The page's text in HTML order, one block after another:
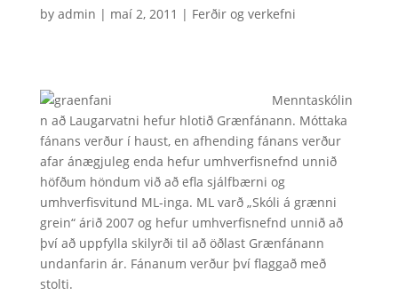
by admin | maí 2, 2011 | Ferðir og verkefni
Menntaskólin
n að Laugarvatni hefur hlotið Grænfánann. Móttaka
fánans verður í haust, en afhending fánans verður
afar ánægjuleg enda hefur umhverfisnefnd unnið
höfðum höndum við að efla sjálfbærni og
umhverfisvitund ML-inga. ML varð „Skóli á grænni
grein“ árið 2007 og hefur umhverfisnefnd unnið að
því að uppfylla skilyrði til að öðlast Grænfánann
undanfarin ár. Fánanum verður því flaggað með
stolti.